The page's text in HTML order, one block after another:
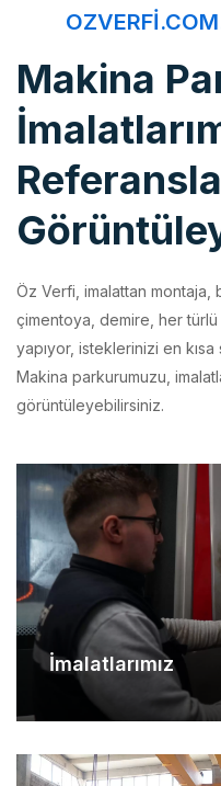
Makina
Öz Verfi, imalattan montaja,
yapıyor, isteklerinizi en
Makina parkurumuzu,
görüntüleyebilirsiniz.
İmalatlarımız